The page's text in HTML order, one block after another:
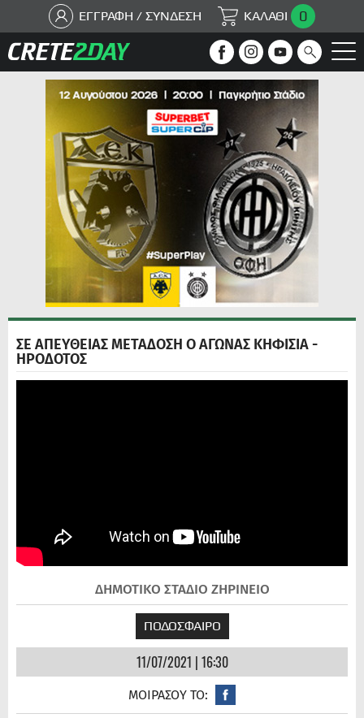
ΕΓΓΡΑΦΗ / ΣΥΝΔΕΣΗ ΚΑΛΑΘΙ 0
ΣΕ ΑΠΕΥΘΕΙΑΣ ΜΕΤΑΔΟΣΗ Ο ΑΓΩΝΑΣ ΚΗΦΙΣΙΑ -
ΗΡΟΔΟΤΟΣ
ΔΗΜΟΤΙΚΟ ΣΤΑΔΙΟ ΖΗΡΙΝΕΙΟ
ΠΟΔΟΣΦΑΙΡΟ
11/07/2021 | 16:30
ΜΟΙΡΑΣΟΥ ΤΟ: